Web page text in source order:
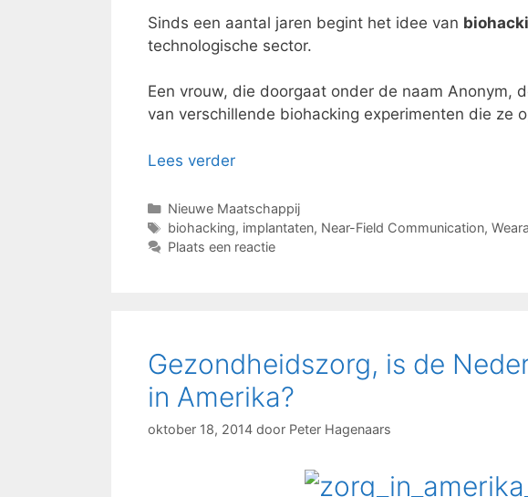
Sinds een aantal jaren begint het idee van
technologische sector.
Een vrouw, die doorgaat onder de naam Anonym,
van verschillende biohacking experimenten die ze
Lees verder
Categorieën
Nieuwe Maatschappij
Tags
biohacking, implantaten, Near-Field Communication,
Plaats een reactie
Gezondheidszorg, is de
in Amerika?
oktober 18, 2014 door Peter Hagenaars